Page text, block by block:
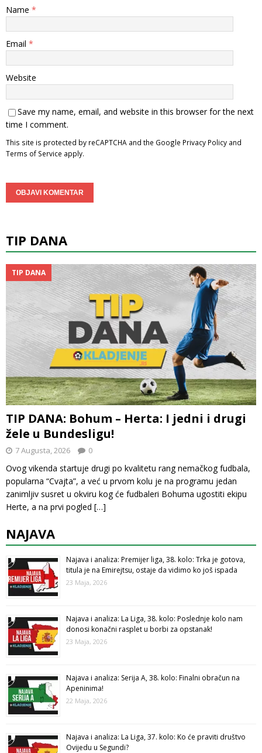
Name *
Email *
Website
Save my name, email, and website in this browser for the next
time I comment.
This site is protected by reCAPTCHA and the Google Privacy Policy and
Terms of Service apply.
TIP DANA
TIP DANA
TIP DANA: Bohum – Herta: I jedni i drugi
žele u Bundesligu!
7 Augusta, 2026 0
Ovog vikenda startuje drugi po kvalitetu rang nemačkog fudbala,
popularna “Cvajta”, a već u prvom kolu je na programu jedan
zanimljiv susret u okviru kog će fudbaleri Bohuma ugostiti ekipu
Herte, a na prvi pogled […]
NAJAVA
Najava i analiza: Premijer liga, 38. kolo: Trka je gotova,
titula je na Emirejtsu, ostaje da vidimo ko još ispada
23 Maja, 2026
Najava i analiza: La Liga, 38. kolo: Poslednje kolo nam
donosi konačni rasplet u borbi za opstanak!
23 Maja, 2026
Najava i analiza: Serija A, 38. kolo: Finalni obračun na
Apeninima!
22 Maja, 2026
Najava i analiza: La Liga, 37. kolo: Ko će praviti društvo
Ovijedu u Segundi?